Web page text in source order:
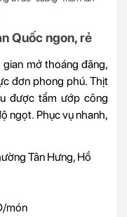
Quốc ngon, rẻ
mở thoáng đãng,
đơn phong phú. Thịt
được tẩm ướp công
ngọt. Phục vụ nhanh,
Tân Hưng, Hồ
món